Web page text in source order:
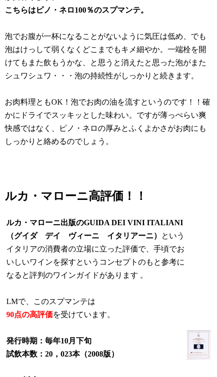
こちらはピノ・ネロ100％のスプマンテ。
泡でお腹が一杯になることがないように気圧は低め、でも
泡はけっして弱くなくどこまでもキメ細やか。一端栓を開
けてもまた飲もうかな、と思うと消えたと思った泡がまた
シュワシュワ・・・泡の持続性がしっかりと続きます。
お肉料理ともOK！泡でお肉の油を流すというのです！！確
かにドライでスッキッとした味わい。ですが薄っぺらい爽
快感ではなく、ピノ・ネロの厚みとふくよかさがお肉にも
しっかりと絡めるのでしょう。
ルカ・マローニ高評価！！
ルカ・マローニ出版のGUIDA DEI VINI ITALIANI
（グイダ デイ ヴィーニ イタリアーニ）
という
イタリアの消費者の立場に立った評価で、手頃でお
いしいワインを探すというコンセプトのもと参考に
なると評判のワインガイドがあります 。
LMで、このスプマンテは
90点の高評価を受けています。
発行時期：毎年10月下旬
試飲本数：20，023本（2008版）